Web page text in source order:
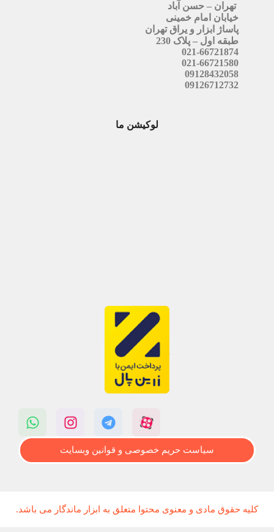
تهران – حسن آباد
خیابان امام خمینی
پاساژ ابزار و یراق تهران
طبقه اول – پلاک 230
021-66721874
021-66721580
09128432058
09126712732
لوکیشن ما
سیاست حریم خصوصی و قوانین وبسایت
کلیه حقوق مادی و معنوی محتوا متعلق به ابزار ماندگار می باشد.